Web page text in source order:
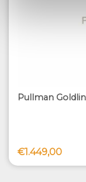
Pullman
€1.449,00